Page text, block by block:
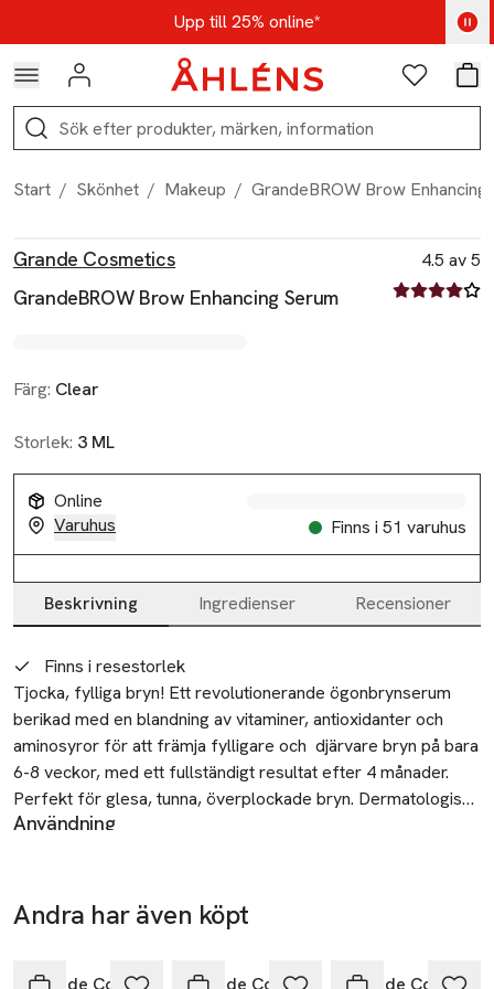
Hoppa till navigationsmenynUpp till 25% online*
Kod: AUG25 - Shoppa nu
Logga in Favoriter
Sök
Start / Skönhet / Makeup / GrandeBROW Brow Enhancing
Grande Cosmetics
GrandeBROW Brow Enhancing Serum
4.5 av 5
4.5 av fem
Färg: Clear
Storlek: 3 ML
Online
Varuhus
Finns i 51 varuhus
Beskrivning Ingredienser Recensioner
Beskrivning
Finns i resestorlek
Tjocka, fylliga bryn! Ett revolutionerande ögonbrynserum
berikad med en blandning av vitaminer, antioxidanter och
aminosyror för att främja fylligare och  djärvare bryn på bara
6-8 veckor, med ett fullständigt resultat efter 4 månader.
Perfekt för glesa, tunna, överplockade bryn. Dermatologiskt
testad.
Användning
forma.
Säkerhet
detta händer, skölj omedelbart noggrant med kallt vatten. Ej
Andra har även köpt